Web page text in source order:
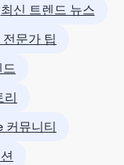
최신 트렌드 뉴스
문가 팁
리
뮤니티